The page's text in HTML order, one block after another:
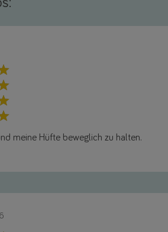
meine Hüfte beweglich zu halten.